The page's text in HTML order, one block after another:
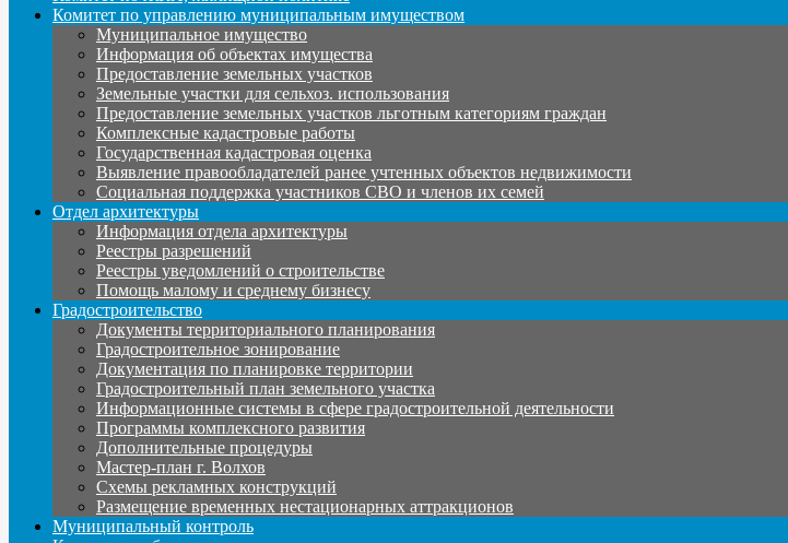
Комитет по управлению муниципальным имуществом
Муниципальное имущество
Информация об объектах имущества
Предоставление земельных участков
Земельные участки для сельхоз. использования
Предоставление земельных участков льготным категориям граждан
Комплексные кадастровые работы
Государственная кадастровая оценка
Выявление правообладателей ранее учтенных объектов недвижимости
Социальная поддержка участников СВО и членов их семей
Отдел архитектуры
Информация отдела архитектуры
Реестры разрешений
Реестры уведомлений о строительстве
Помощь малому и среднему бизнесу
Градостроительство
Документы территориального планирования
Градостроительное зонирование
Документация по планировке территории
Градостроительный план земельного участка
Информационные системы в сфере градостроительной деятельности
Программы комплексного развития
Дополнительные процедуры
Мастер-план г. Волхов
Схемы рекламных конструкций
Размещение временных нестационарных аттракционов
Муниципальный контроль